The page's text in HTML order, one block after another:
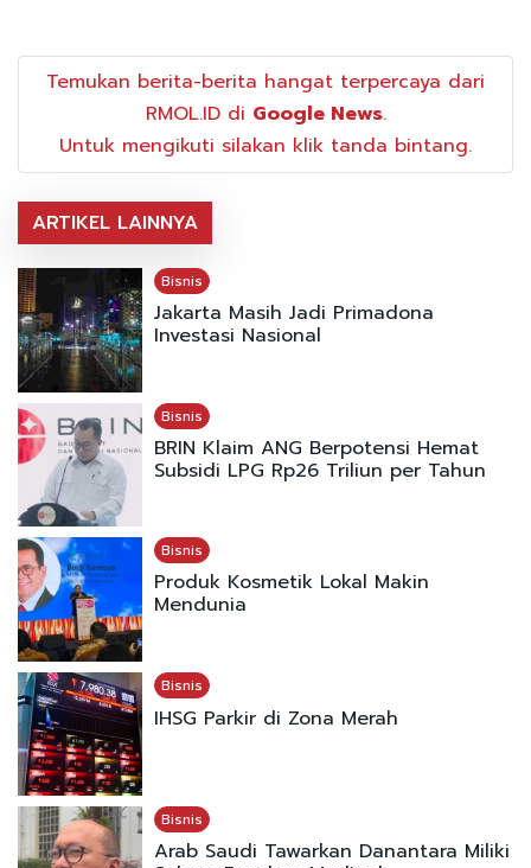
Temukan berita-berita hangat terpercaya dari
RMOL.ID di Google News.
Untuk mengikuti silakan klik tanda bintang.
ARTIKEL LAINNYA
Bisnis
Jakarta Masih Jadi Primadona
Investasi Nasional
Bisnis
BRIN Klaim ANG Berpotensi Hemat
Subsidi LPG Rp26 Triliun per Tahun
Bisnis
Produk Kosmetik Lokal Makin
Mendunia
Bisnis
IHSG Parkir di Zona Merah
Bisnis
Arab Saudi Tawarkan Danantara Miliki